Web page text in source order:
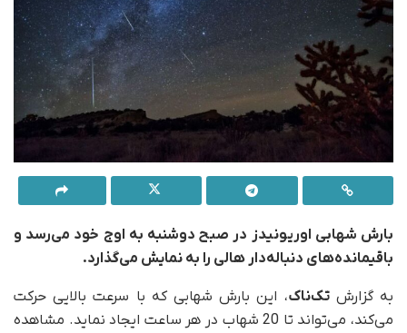
بارش شهابی اوریونیدز در صبح دوشنبه به اوج خود می‌رسد و
باقیمانده‌های دنباله‌دار هالی را به نمایش می‌گذارد.
به گزارشتک‌ناک، این بارش شهابی که با سرعت بالایی حرکت
می‌کند، می‌تواند تا 20 شهاب در هر ساعت ایجاد نماید. مشاهده